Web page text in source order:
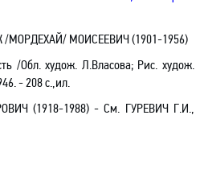
/МОРДЕХАЙ/ МОИСЕЕВИЧ (1901-1956)
/Обл. худож. Л.Власова; Рис. худож.
- 208 с.,ил.
(1918-1988) - См. ГУРЕВИЧ Г.И.,